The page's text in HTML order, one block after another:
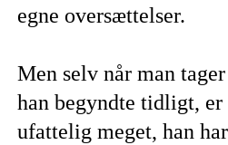
egne oversættelser.
Men selv når man
han begyndte tidligt,
ufattelig meget, han